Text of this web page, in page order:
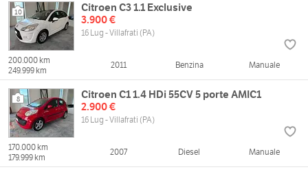
10
Citroen C3 1.1 Exclusive
3.900 €
16 Lug - Villafrati (PA)
200.000 km
249.999 km
2011 Benzina Manuale
8
Citroen C1 1.4 HDi 55CV 5 porte AMIC1
2.900 €
16 Lug - Villafrati (PA)
170.000 km
179.999 km
2007 Diesel Manuale